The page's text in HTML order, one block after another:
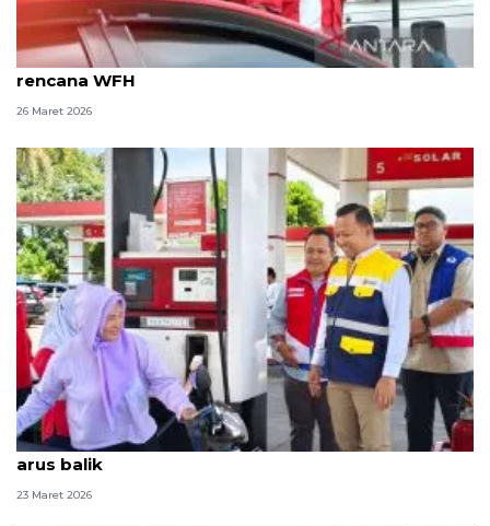
Pertamina Jatimbalinus siapkan mitigasi soal
rencana WFH
26 Maret 2026
BPH Migas jamin stok BBM nasional aman untuk
arus balik
23 Maret 2026